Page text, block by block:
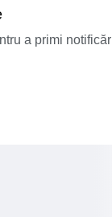
a primi